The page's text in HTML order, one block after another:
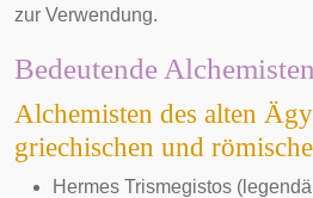
zur Verwendung.
Bedeutende Alchemisten
Alchemisten des alten
griechischen und
Hermes Trismegistos